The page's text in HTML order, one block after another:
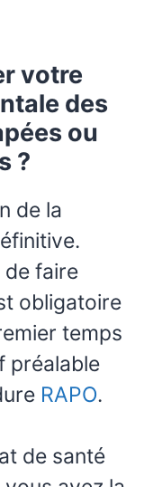
votre
des
ou
?
de la
de faire
obligatoire
temps
préalable
RAPO.
de santé